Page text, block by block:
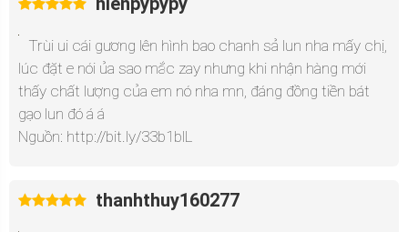
Trùi ui cái gương lên hình bao chanh sả lun nha mấy chị,
lúc đặt e nói ủa sao mắc zay nhưng khi nhận hàng mới
thấy chất lượng của em nó nha mn, đáng đồng tiền bát
gạo lun đó á á
Nguồn: http://bit.ly/33b1blL
thanhthuy160277